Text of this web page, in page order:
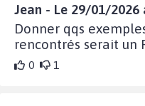
Jean - Le 29/01/2026
Donner qqs
rencontrés serait un
0 1